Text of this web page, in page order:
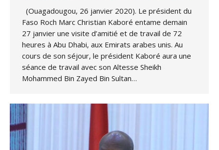
(Ouagadougou, 26 janvier 2020). Le président du
Faso Roch Marc Christian Kaboré entame demain
27 janvier une visite d’amitié et de travail de 72
heures à Abu Dhabi, aux Emirats arabes unis. Au
cours de son séjour, le président Kaboré aura une
séance de travail avec son Altesse Sheikh
Mohammed Bin Zayed Bin Sultan…